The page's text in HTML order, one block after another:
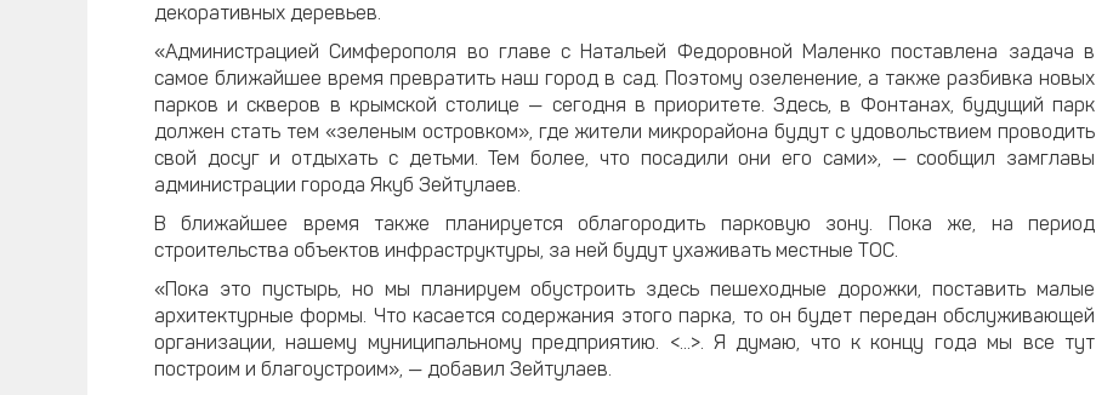
декоративных деревьев.
«Администрацией Симферополя во главе с Натальей Федоровной Маленко поставлена задача в
самое ближайшее время превратить наш город в сад. Поэтому озеленение, а также разбивка новых
парков и скверов в крымской столице — сегодня в приоритете. Здесь, в Фонтанах, будущий парк
должен стать тем «зеленым островком», где жители микрорайона будут с удовольствием проводить
свой досуг и отдыхать с детьми. Тем более, что посадили они его сами», — сообщил замглавы
администрации города Якуб Зейтулаев.
В ближайшее время также планируется облагородить парковую зону. Пока же, на период
строительства объектов инфраструктуры, за ней будут ухаживать местные ТОС.
«Пока это пустырь, но мы планируем обустроить здесь пешеходные дорожки, поставить малые
архитектурные формы. Что касается содержания этого парка, то он будет передан обслуживающей
организации, нашему муниципальному предприятию. <...>. Я думаю, что к концу года мы все тут
построим и благоустроим», — добавил Зейтулаев.